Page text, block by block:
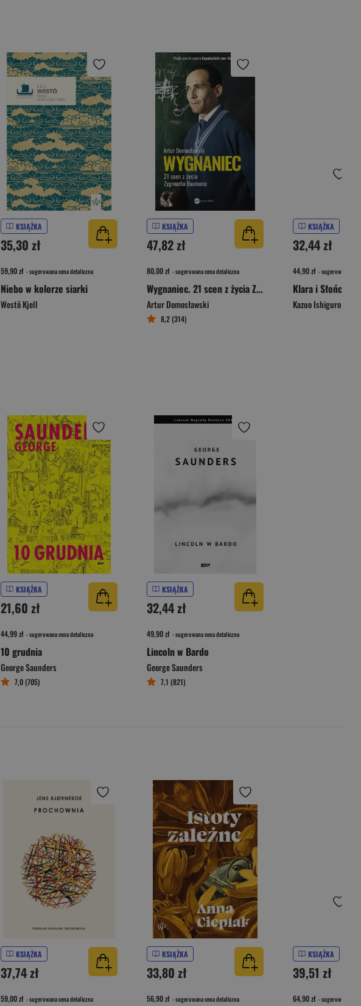
KSIĄŻKA
35,30 zł
59,90 zł - sugerowana cena detaliczna
Niebo w kolorze siarki
Westö Kjell
KSIĄŻKA
47,82 zł
80,00 zł - sugerowana cena detaliczna
Wygnaniec. 21 scen z życia Zygmunta Baumana
Artur Domosławski
8,2 (314)
KSIĄŻKA
32,44 zł
44,90 zł - sugerowana
Klara i Słońce
Kazuo Ishiguro
KSIĄŻKA
21,60 zł
44,99 zł - sugerowana cena detaliczna
10 grudnia
George Saunders
7,0 (705)
KSIĄŻKA
32,44 zł
49,90 zł - sugerowana cena detaliczna
Lincoln w Bardo
George Saunders
7,1 (821)
KSIĄŻKA
37,74 zł
59,00 zł - sugerowana cena detaliczna
KSIĄŻKA
33,80 zł
56,90 zł - sugerowana cena detaliczna
KSIĄŻKA
39,51 zł
64,90 zł - sugerowana